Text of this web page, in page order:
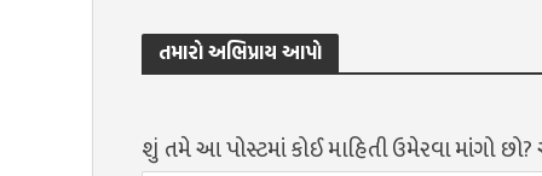
તમારો અભિપ્રાય આપો
શું તમે આ પોસ્ટમાં કોઈ માહિતી ઉમેરવા માંગો